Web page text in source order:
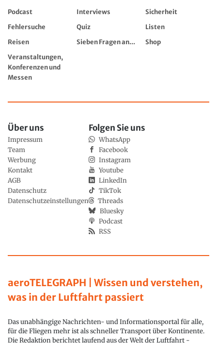
Podcast
Interviews
Sicherheit
Fehlersuche
Quiz
Listen
Reisen
Sieben Fragen an...
Shop
Veranstaltungen,
Konferenzen und
Messen
aeroTELEGRAPH | Wissen und verstehen,
was in der Luftfahrt passiert
Das unabhängige Nachrichten- und Informationsportal für alle,
für die Fliegen mehr ist als schneller Transport über Kontinente.
Die Redaktion berichtet laufend aus der Welt der Luftfahrt -
Über uns
Impressum
Team
Werbung
Kontakt
AGB
Datenschutz
Datenschutzeinstellungen
Folgen Sie uns
WhatsApp
Facebook
Instagram
Youtube
LinkedIn
TikTok
Threads
Bluesky
Podcast
RSS